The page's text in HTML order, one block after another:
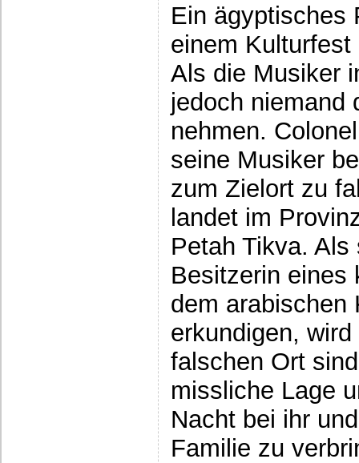
Ein ägyptisches
einem
Als die Musiker
jedoch niemand
nehmen.
seine Musiker
zum Zielort zu
landet im
Petah Tikva.
Besitzerin eines
dem arabischen
erkundigen,
falschen Ort
missliche Lage
Nacht bei ihr
Familie zu